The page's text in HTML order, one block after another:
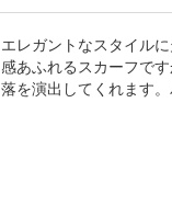
エレガントなスタイル
感あふれるスカーフで
落を演出してくれます